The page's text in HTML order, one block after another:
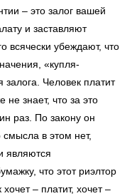
– это залог вашей
и заставляют
всячески убеждают, что
«купля-
Человек платит
знает, что за это
раз. По закону он
смысла в этом нет,
являются
что этот риэлтор
– платит, хочет –